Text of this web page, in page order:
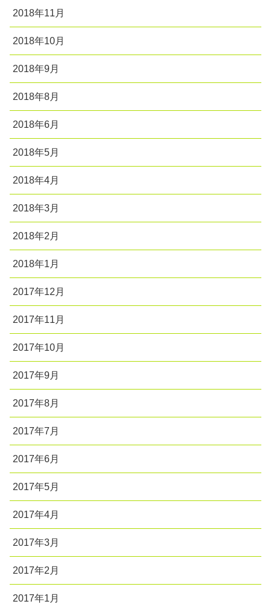
2018年11月
2018年10月
2018年9月
2018年8月
2018年6月
2018年5月
2018年4月
2018年3月
2018年2月
2018年1月
2017年12月
2017年11月
2017年10月
2017年9月
2017年8月
2017年7月
2017年6月
2017年5月
2017年4月
2017年3月
2017年2月
2017年1月